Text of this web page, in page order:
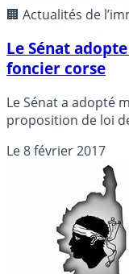
🏢 Actualités de
Le Sénat
foncier corse
Le Sénat a adopté
proposition de loi
régime dérogatoire
droits de succession.
Le8 février 2017